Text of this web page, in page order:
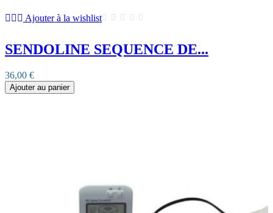
Ajouter à la wishlist
SENDOLINE SEQUENCE DE...
36,00 €
Ajouter au panier